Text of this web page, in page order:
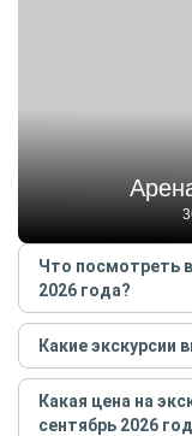
Что посмотреть
2026 года?
Самые
сентябре 2026
Арена ди
Какие экскурсии
Самые
сентябре 2026
Какая цена на
сентябрь 2026